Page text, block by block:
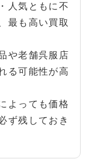
人気ともに不
最も高い買取
や老舗呉服店
る可能性が高
よっても価格
ず残しておき